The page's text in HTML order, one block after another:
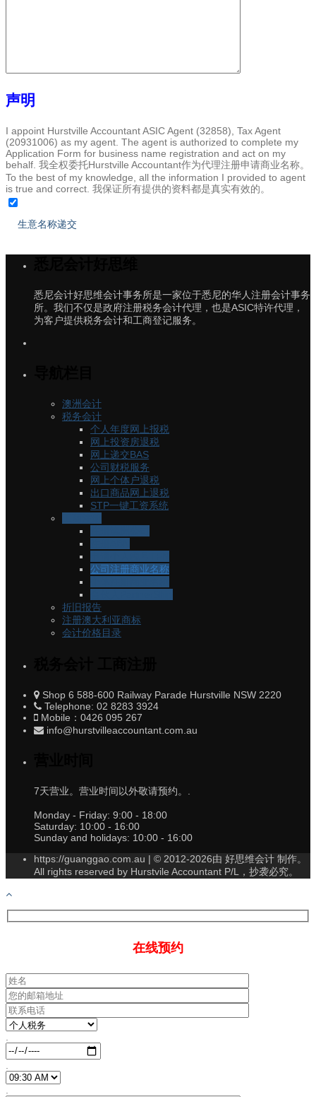
声明
I appoint Hurstville Accountant ASIC Agent (32858), Tax Agent
(20931006) as my agent. The agent is authorized to complete my
Application Form for business name registration and act on my
behalf. 我全权委托Hurstville Accountant作为代理注册申请商业名称。
To the best of my knowledge, all the information I provided to agent
is true and correct. 我保证所有提供的资料都是真实有效的。
悉尼会计好思维会计事务所是一家位于悉尼的华人注册会计事务
所。我们不仅是政府注册税务会计代理，也是ASIC特许代理，
为客户提供税务会计和工商登记服务。
澳洲会计
税务会计
个人年度网上报税
网上投资房退税
网上递交BAS
公司财税服务
网上个体户退税
出口商品网上退税
STP一键工资系统
公司注册商业名称
折旧报告
注册澳大利亚商标
会计价格目录
Shop 6 588-600 Railway Parade Hurstville NSW 2220
Telephone: 02 8283 3924
Mobile：0426 095 267
info@hurstvilleaccountant.com.au
7天营业。营业时间以外敬请预约。.
Monday - Friday: 9:00 - 18:00
Saturday: 10:00 - 16:00
Sunday and holidays: 10:00 - 16:00
https://guanggao.com.au | © 2012-2026由 好思维会计 制作。
All rights reserved by Hurstvile Accountant P/L，抄袭必究。
在线预约